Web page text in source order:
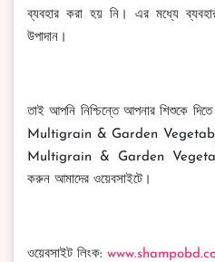
ব্যবহার করা হয় নি। এর মধ্যে
উপাদান।
তাই আপনি নিশ্চিন্তে আপনার শিশুকে
Multigrain & Garden
Multigrain & Garden
করুন আমাদের ওয়েবসাইটে।
ওয়েবসাইট লিংক: